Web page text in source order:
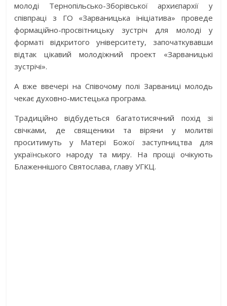
молоді Тернопільсько-Зборівської архиєпархії у
співпраці з ГО «Зарваницька ініціатива» проведе
формаційно-просвітницьку зустріч для молоді у
форматі відкритого університету, започаткувавши
відтак цікавий молодіжний проект «Зарваницькі
зустрічі».
А вже ввечері на Співочому полі Зарваниці молодь
чекає духовно-мистецька програма.
Традиційно відбудеться багатотисячний похід зі
свічками, де священики та віряни у молитві
проситимуть у Матері Божої заступництва для
українського народу та миру. На прощі очікують
Блаженнішого Святослава, главу УГКЦ.